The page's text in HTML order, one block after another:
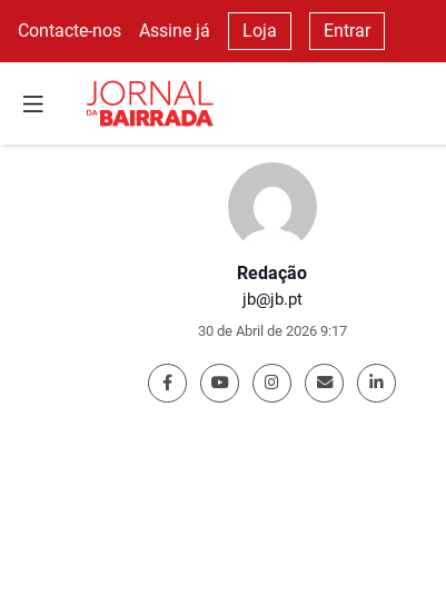
Contacte-nos Assine já Loja Entrar
Redação
jb@jb.pt
30 de Abril de 2026 9:17